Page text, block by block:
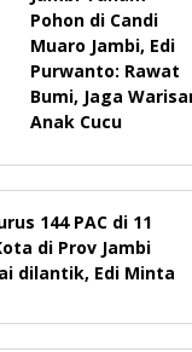
Pohon di Candi
Muaro Jambi, Edi
Purwanto: Rawat
Bumi, Jaga
Anak Cucu
144 PAC di 11
di Prov Jambi
dilantik, Edi Minta
2029